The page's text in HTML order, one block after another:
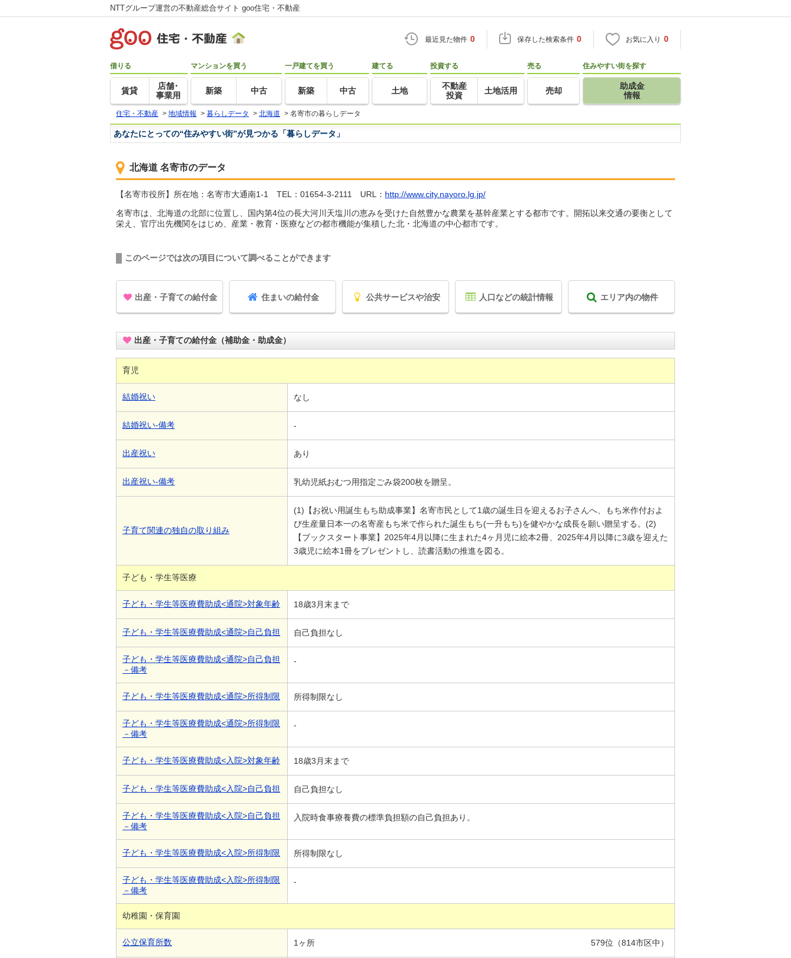
NTTグループ運営の不動産総合サイト goo住宅・不動産
最近見た物件 0 保存した検索条件 0 お気に入り 0
借りる
賃貸
店舗･
事業用
マンションを買う
新築 中古
一戸建てを買う
新築 中古
建てる
土地
投資する
不動産
投資
土地活用
売る
売却
住みやすい街を探す
助成金
情報
住宅・不動産 > 地域情報 > 暮らしデータ > 北海道 > 名寄市の暮らしデータ
あなたにとっての“住みやすい街”が見つかる「暮らしデータ」
北海道 名寄市のデータ
【名寄市役所】所在地：名寄市大通南1-1 TEL：01654-3-2111 URL： http://www.city.nayoro.lg.jp/
名寄市は、北海道の北部に位置し、国内第4位の長大河川天塩川の恵みを受けた自然豊かな農業を基幹産業とする都市です。開拓以来交通の要衡として
栄え、官庁出先機関をはじめ、産業・教育・医療などの都市機能が集積した北・北海道の中心都市です。
このページでは次の項目について調べることができます
出産・子育ての給付金 住まいの給付金 公共サービスや治安 人口などの統計情報 エリア内の物件
出産・子育ての給付金（補助金・助成金）
育児
結婚祝い なし
結婚祝い-備考 -
出産祝い あり
出産祝い-備考 乳幼児紙おむつ用指定ごみ袋200枚を贈呈。
子育て関連の独自の取り組み
(1)【お祝い用誕生もち助成事業】名寄市民として1歳の誕生日を迎えるお子さんへ、もち米作付およ
び生産量日本一の名寄産もち米で作られた誕生もち(一升もち)を健やかな成長を願い贈呈する。(2)
【ブックスタート事業】2025年4月以降に生まれた4ヶ月児に絵本2冊、2025年4月以降に3歳を迎えた
3歳児に絵本1冊をプレゼントし、読書活動の推進を図る。
子ども・学生等医療
子ども・学生等医療費助成<通院>対象年齢 18歳3月末まで
子ども・学生等医療費助成<通院>自己負担 自己負担なし
子ども・学生等医療費助成<通院>自己負担
－備考
-
子ども・学生等医療費助成<通院>所得制限 所得制限なし
子ども・学生等医療費助成<通院>所得制限
－備考
-
子ども・学生等医療費助成<入院>対象年齢 18歳3月末まで
子ども・学生等医療費助成<入院>自己負担 自己負担なし
子ども・学生等医療費助成<入院>自己負担
－備考
入院時食事療養費の標準負担額の自己負担あり。
子ども・学生等医療費助成<入院>所得制限 所得制限なし
子ども・学生等医療費助成<入院>所得制限
－備考
-
幼稚園・保育園
公立保育所数 1ヶ所 579位（814市区中）